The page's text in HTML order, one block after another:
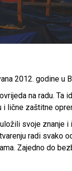
2012. godine u
na radu.
i lične zaštitne
svoje
radi svako
Zajedno do